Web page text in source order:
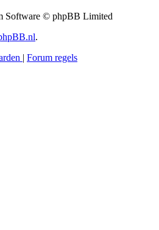
Software © phpBB Limited
.
| Forum regels